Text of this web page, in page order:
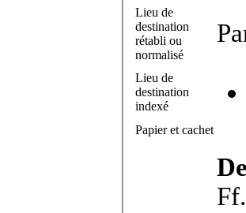
Lieu de
destination
rétabli ou
normalisé
Lieu de
destination
indexé
Papier et cachet